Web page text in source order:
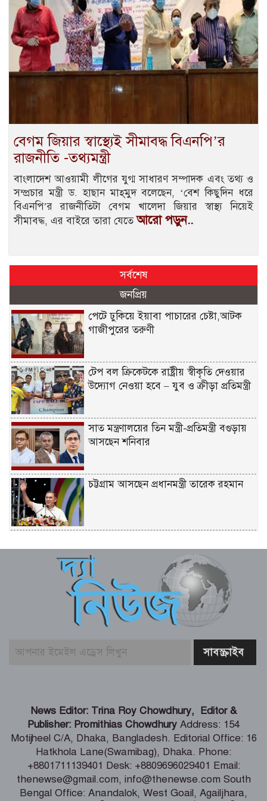
বেগম জিয়ার স্বাস্থ্যেই সীমাবদ্ধ বিএনপি’র
রাজনীতি -তথ্যমন্ত্রী
বাংলাদেশ আওয়ামী লীগের যুগ্ম সাধারণ সম্পাদক এবং তথ্য ও
সম্প্রচার মন্ত্রী ড. হাছান মাহ্‌মুদ বলেছেন, ‘বেশ কিছুদিন ধরে
বিএনপি’র রাজনীতিটা বেগম খালেদা জিয়ার স্বাস্থ্য নিয়েই
সীমাবদ্ধ, এর বাইরে তারা যেতেআরো পড়ুন..
সর্বশেষ
জনপ্রিয়
পেটে ঢুকিয়ে ইয়াবা পাচারের চেষ্টা,আটক
গাজীপুরের তরুণী
টেপ বল ক্রিকেটকে রাষ্ট্রীয় স্বীকৃতি দেওয়ার
উদ্যোগ নেওয়া হবে – যুব ও ক্রীড়া প্রতিমন্ত্রী
সাত মন্ত্রণালয়ের তিন মন্ত্রী-প্রতিমন্ত্রী বগুড়ায়
আসছেন শনিবার
চট্টগ্রাম আসছেন প্রধানমন্ত্রী তারেক রহমান
বাবার ভবিষ্যৎ স্বপ্নের সমাধি
জুলাই আন্দোলনের ত্যাগকে চূড়ান্ত পর্যায়ে
নিয়ে যেতে হবে – তথ্যমন্ত্রী
পুলিশ কর্মকর্তাদের নিয়ে অপপ্রচার, কঠোর
শিগগিরই শুরু হবে তিস্তা মহাপরিকল্পনা
বাস্তবায়নের কাজ – পানি সম্পদ মন্ত্রী
সংবাদপত্র সমাজের দর্পণ – মৎস্য ও
প্রাণিসম্পদ প্রতিমন্ত্রী
News Editor: Trina Roy Chowdhury, Editor &
Publisher: Promithias Chowdhury Address: 154
Motijheel C/A, Dhaka, Bangladesh. Editorial Office: 16
Hatkhola Lane(Swamibag), Dhaka. Phone:
+8801711139401 Desk: +8809696029401 Email:
thenewse@gmail.com, info@thenewse.com South
Bengal Office: Anandalok, West Goail, Agailjhara,